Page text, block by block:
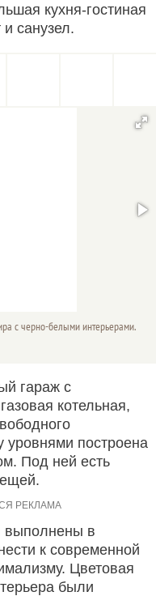
кухня-гостиная
санузел.
с черно-белыми интерьерами.
гараж с
котельная,
уровнями построена
Под ней есть
выполнены в
к современной
Цветовая
были